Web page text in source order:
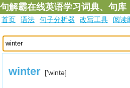
句解霸在线英语学习词典、句库
首页 语法 句子分析器 改写工具 阅读
winter ['wintә]